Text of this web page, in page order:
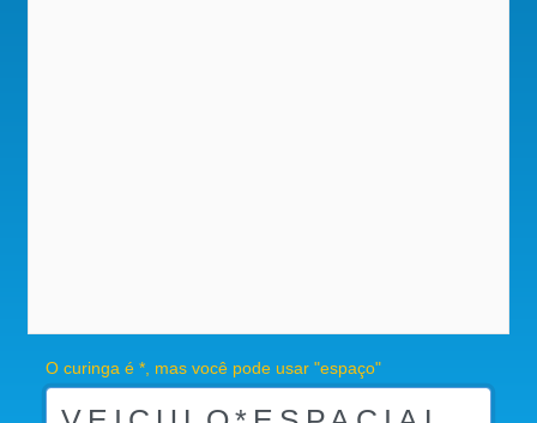
O curinga é *, mas você pode usar "espaço"